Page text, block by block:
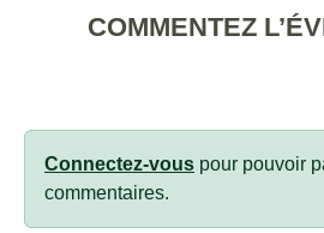
COMMENTEZ
Connectez-vous pour pouvoir
commentaires.